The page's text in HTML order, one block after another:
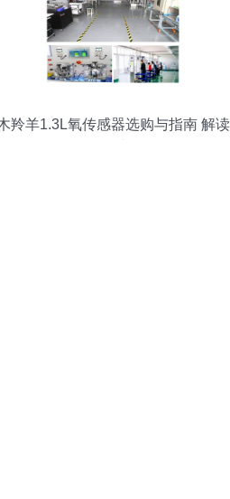
羚羊1.3L氧传感器选购与指南 解